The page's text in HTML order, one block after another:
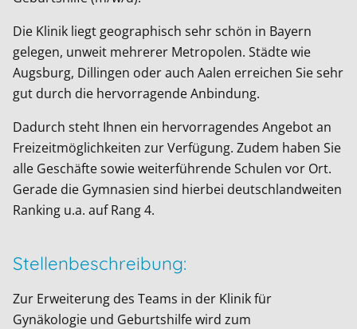
Die Klinik liegt geographisch sehr schön in Bayern
gelegen, unweit mehrerer Metropolen. Städte wie
Augsburg, Dillingen oder auch Aalen erreichen Sie sehr
gut durch die hervorragende Anbindung.
Dadurch steht Ihnen ein hervorragendes Angebot an
Freizeitmöglichkeiten zur Verfügung. Zudem haben Sie
alle Geschäfte sowie weiterführende Schulen vor Ort.
Gerade die Gymnasien sind hierbei deutschlandweiten
Ranking u.a. auf Rang 4.
Stellenbeschreibung:
Zur Erweiterung des Teams in der Klinik für
Gynäkologie und Geburtshilfe wird zum